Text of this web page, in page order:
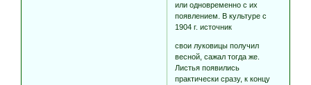
или одновременно с их
появлением. В культуре с
1904 г.источник
свои луковицы получил
весной, сажал тогда же.
Листья появились
практически сразу, к концу